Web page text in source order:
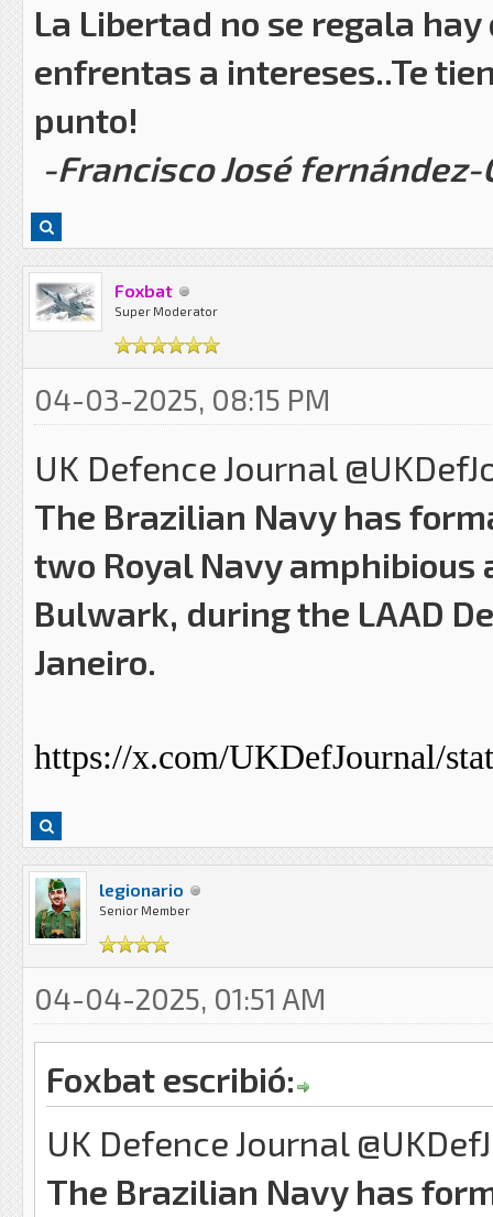
La Libertad no se regala
enfrentas a intereses..Te
punto!
-Francisco José
Foxbat
Super Moderator
04-03-2025, 08:15 PM
UK Defence Journal
The Brazilian Navy has
two Royal Navy amphibious
Bulwark, during the LAAD
Janeiro.
https://x.com/UKDefJournal/
legionario
Senior Member
04-04-2025, 01:51 AM
Foxbat escribió:
UK Defence Journal
The Brazilian Navy has